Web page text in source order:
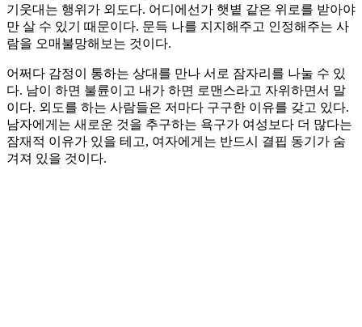
기웃대는 행위가 외도다. 어디에선가 햇볕 같은 위로를 받아야
만 살 수 있기 때문이다. 문득 나를 지지해주고 인정해주는 사
람을 오매불망해보는 것이다.
어쩌다 감정이 통하는 상대를 만나 서로 잠자리를 나눌 수 있
다. 남이 하면 불륜이고 내가 하면 로맨스라고 자위하면서 말
이다. 외도를 하는 사람들은 저마다 구구한 이유를 갖고 있다.
남자에게는 새로운 것을 추구하는 욕구가 여성보다 더 많다는
잠재적 이유가 있을 테고, 여자에게는 반드시 결핍 동기가 숨
겨져 있을 것이다.